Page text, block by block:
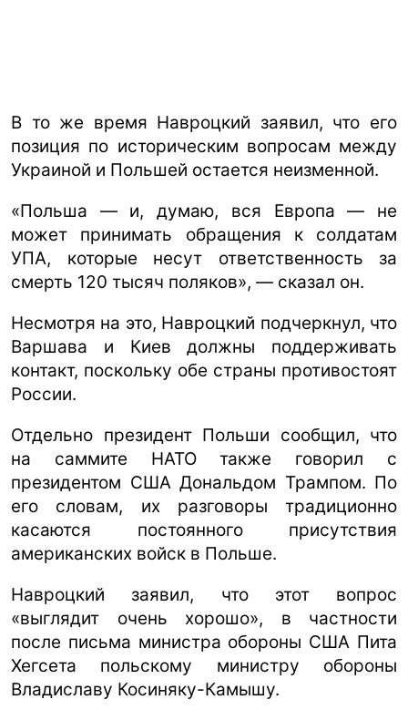
В то же время Навроцкий заявил, что его
позиция по историческим вопросам между
Украиной и Польшей остается неизменной.
«Польша — и, думаю, вся Европа — не
может принимать обращения к солдатам
УПА, которые несут ответственность за
смерть 120 тысяч поляков», — сказал он.
Несмотря на это, Навроцкий подчеркнул, что
Варшава и Киев должны поддерживать
контакт, поскольку обе страны противостоят
России.
Отдельно президент Польши сообщил, что
на саммите НАТО также говорил с
президентом США Дональдом Трампом. По
его словам, их разговоры традиционно
касаются постоянного присутствия
американских войск в Польше.
Навроцкий заявил, что этот вопрос
«выглядит очень хорошо», в частности
после письма министра обороны США Пита
Хегсета польскому министру обороны
Владиславу Косиняку-Камышу.